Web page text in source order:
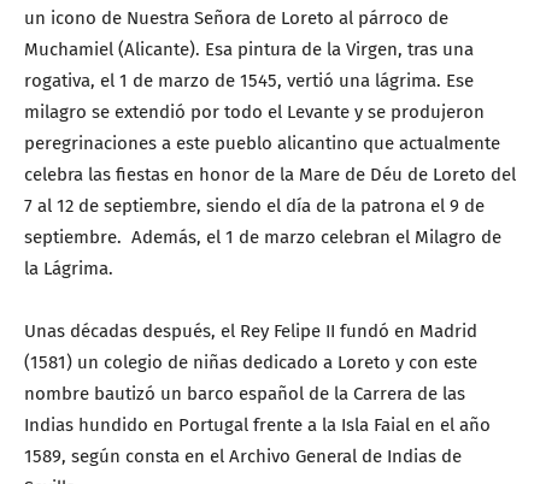
un icono de Nuestra Señora de Loreto al párroco de
Muchamiel (Alicante). Esa pintura de la Virgen, tras una
rogativa, el 1 de marzo de 1545, vertió una lágrima. Ese
milagro se extendió por todo el Levante y se produjeron
peregrinaciones a este pueblo alicantino que actualmente
celebra las fiestas en honor de la Mare de Déu de Loreto del
7 al 12 de septiembre, siendo el día de la patrona el 9 de
septiembre. Además, el 1 de marzo celebran el Milagro de
la Lágrima.
Unas décadas después, el Rey Felipe II fundó en Madrid
(1581) un colegio de niñas dedicado a Loreto y con este
nombre bautizó un barco español de la Carrera de las
Indias hundido en Portugal frente a la Isla Faial en el año
1589, según consta en el Archivo General de Indias de